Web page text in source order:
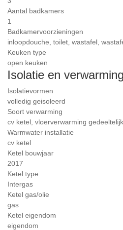
Aantal badkamers
1
Badkamervoorzieningen
inloopdouche, toilet, wastafel,
Keuken type
open keuken
Isolatie en verwarming
Isolatievormen
volledig geisoleerd
Soort verwarming
cv ketel, vloerverwarming gedeeltelijk
Warmwater installatie
cv ketel
Ketel bouwjaar
2017
Ketel type
Intergas
Ketel gas/olie
gas
Ketel eigendom
eigendom